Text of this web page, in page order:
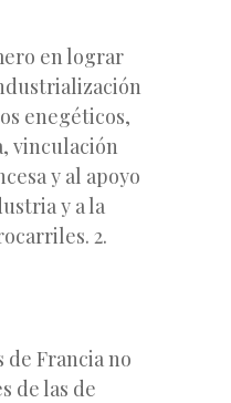
en lograr
enegéticos,
vinculación
y al apoyo
y a la
2.
Francia no
de las de